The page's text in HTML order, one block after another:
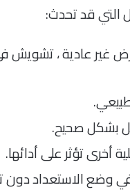
التي قد تحدث:
غير عادية ، تشويش
تؤثر على أدائها.
الاستعداد دون